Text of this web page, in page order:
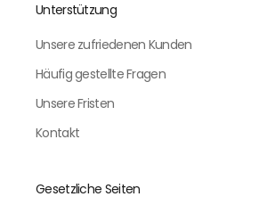
Unterstützung
Unsere zufriedenen Kunden
Häufig gestellte Fragen
Unsere Fristen
Kontakt
Gesetzliche Seiten